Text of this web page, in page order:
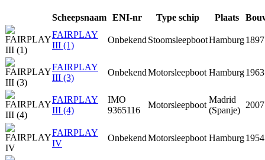
Scheepsnaam ENI-nr Type schip Plaats
FAIRPLAY
III (1)
Onbekend StoomsleepbootHamburg1897
FAIRPLAY
III (3)
OnbekendMotorsleepboot Hamburg1963
FAIRPLAY
III (4)
IMO
9365116
Motorsleepboot
Madrid
(Spanje)
2007
FAIRPLAY
IV
OnbekendMotorsleepboot Hamburg1954